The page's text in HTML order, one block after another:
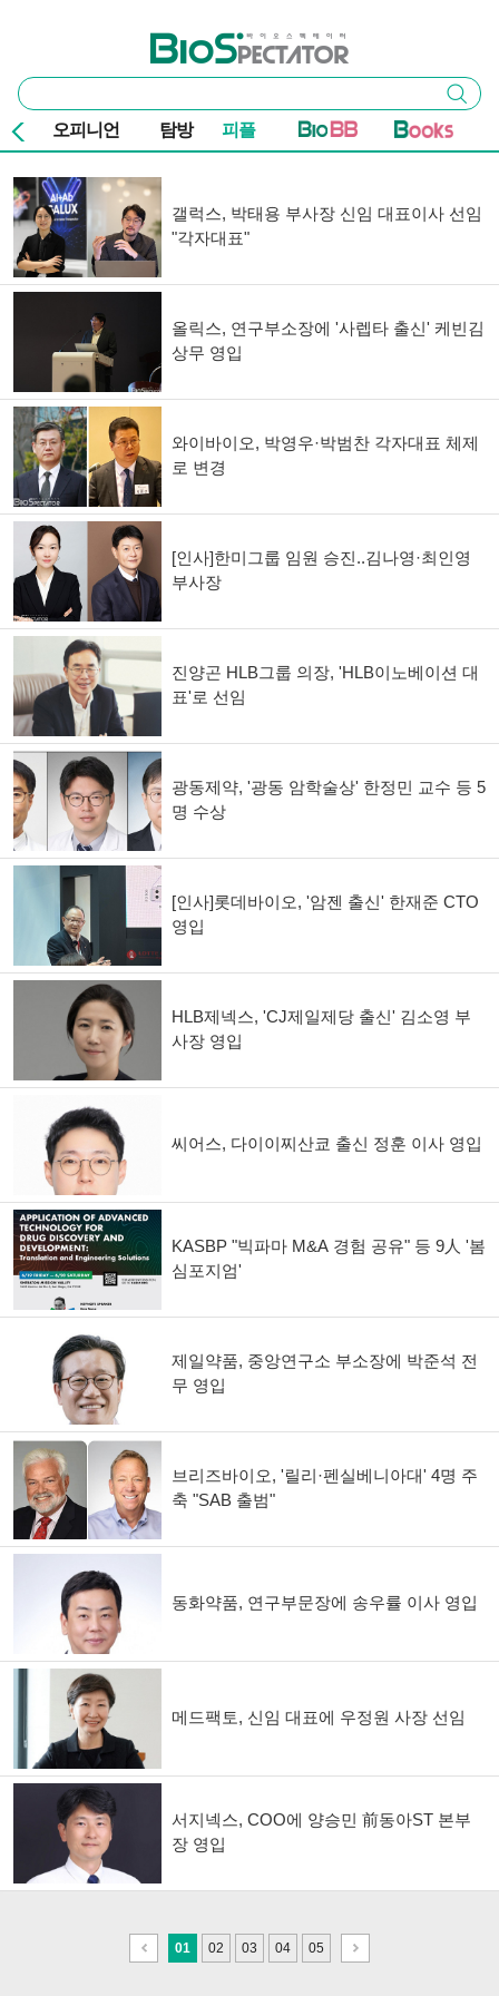
바이오스펙테이터
통
합
검
색
검색
오피니언 탐방 피플
갤럭스, 박태용 부사장 신임 대표이사 선임
"각자대표"
올릭스, 연구부소장에 '사렙타 출신' 케빈김
상무 영입
와이바이오, 박영우·박범찬 각자대표 체제
로 변경
[인사]한미그룹 임원 승진..김나영·최인영
부사장
진양곤 HLB그룹 의장, 'HLB이노베이션 대
표'로 선임
광동제약, '광동 암학술상' 한정민 교수 등 5
명 수상
[인사]롯데바이오, '암젠 출신' 한재준 CTO
영입
HLB제넥스, 'CJ제일제당 출신' 김소영 부
사장 영입
씨어스, 다이이찌산쿄 출신 정훈 이사 영입
KASBP "빅파마 M&A 경험 공유" 등 9人 '봄
심포지엄'
제일약품, 중앙연구소 부소장에 박준석 전
무 영입
브리즈바이오, '릴리·펜실베니아대' 4명 주
축 "SAB 출범"
동화약품, 연구부문장에 송우률 이사 영입
메드팩토, 신임 대표에 우정원 사장 선임
서지넥스, COO에 양승민 前동아ST 본부
장 영입
이
전
01 02 03 04 05
다
음